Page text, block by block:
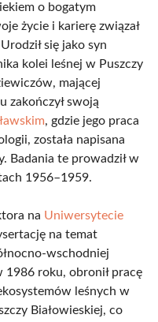
o bogatym
życie i karierę związał
się jako syn
kolei leśnej w Puszczy
mającej
zakończył swoją
, gdzie jego praca
została napisana
Badania te prowadził w
1956–1959.
na Uniwersytecie
na temat
wschodniej
1986 roku, obronił pracę
leśnych w
Białowieskiej, co